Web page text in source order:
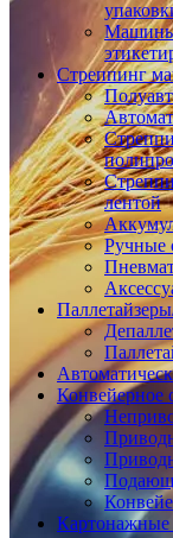
Машины
Стреппинг
лентой
Ручные
Конвейерное